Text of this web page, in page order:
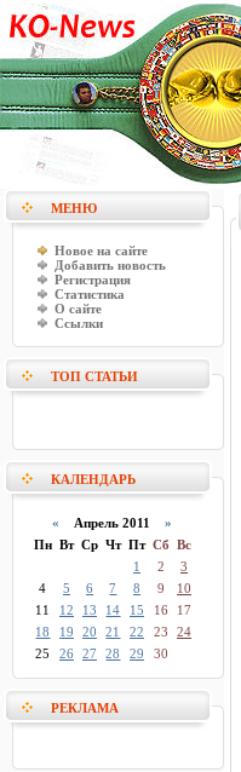
МЕНЮ
Новое на сайте
Добавить новость
Регистрация
Статистика
О сайте
Ссылки
ТОП СТАТЬИ
КАЛЕНДАРЬ
« Апрель 2011»
Пн Вт Ср Чт Пт Сб Вс
1
2
3
4
5 6 7 8 9
10
11
12 13 14 15 16
17
18
19 20 21 22 23
24
25
26 27 28 29 30
РЕКЛАМА